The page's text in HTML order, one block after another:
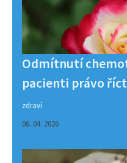
Odmítnutí
pacienti právo
zdraví
06. 04. 2026